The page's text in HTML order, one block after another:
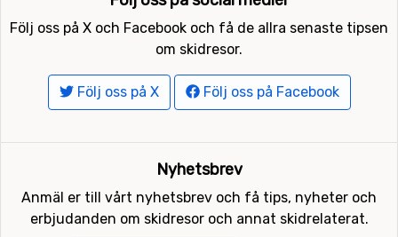
Följ oss på X och Facebook och få de allra senaste tipsen
om skidresor.
Följ oss på X Följ oss på Facebook
Nyhetsbrev
Anmäl er till vårt nyhetsbrev och få tips, nyheter och
erbjudanden om skidresor och annat skidrelaterat.